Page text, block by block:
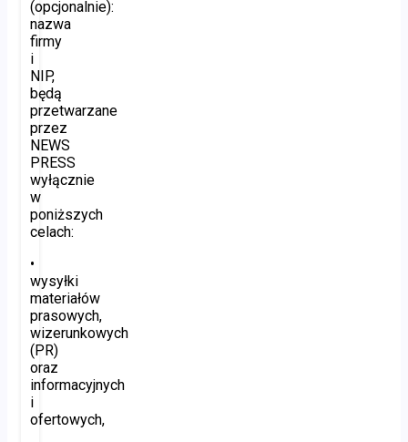
(opcjonalnie):
nazwa
firmy
i
NIP,
będą
przetwarzane
przez
NEWS
PRESS
wyłącznie
w
poniższych
celach:
•
wysyłki
materiałów
prasowych,
wizerunkowych
(PR)
oraz
informacyjnych
i
ofertowych,